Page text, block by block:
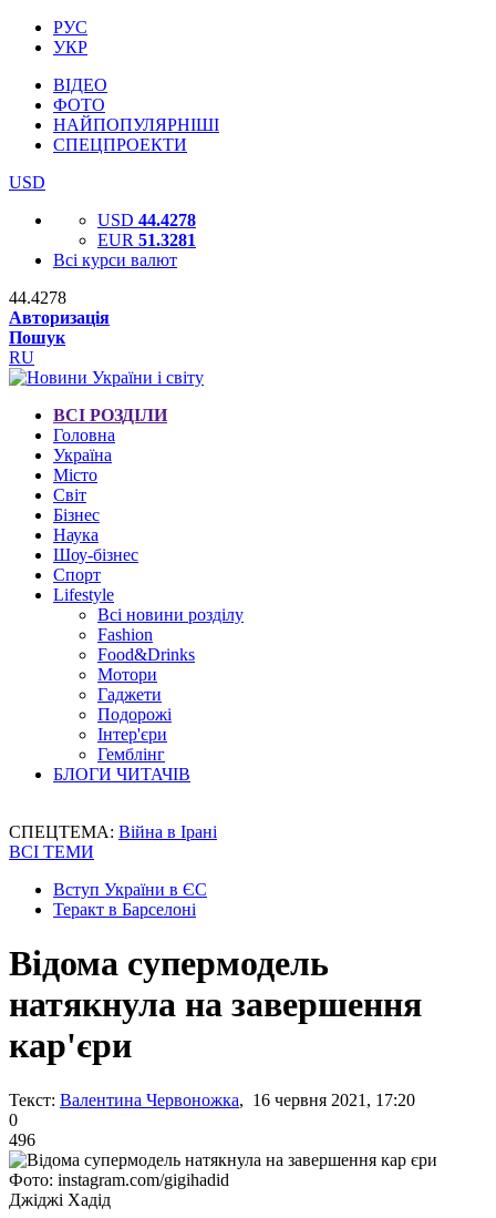
РУС
УКР
ВІДЕО
ФОТО
НАЙПОПУЛЯРНІШІ
СПЕЦПРОЕКТИ
USD
USD 44.4278
EUR 51.3281
Всі курси валют
44.4278
Авторизація
Пошук
RU
ВСІ РОЗДІЛИ
Головна
Україна
Місто
Світ
Бізнес
Наука
Шоу-бізнес
Спорт
Lifestyle
Всі новини розділу
Fashion
Food&Drinks
Мотори
Гаджети
Подорожі
Інтер'єри
Гемблінг
БЛОГИ ЧИТАЧІВ
СПЕЦТЕМА: Війна в Ірані
ВСІ ТЕМИ
Вступ України в ЄС
Теракт в Барселоні
Відома супермодель
натякнула на завершення
кар'єри
Текст: Валентина Червоножка, 16 червня 2021, 17:20
0
496
Фото: instagram.com/gigihadid
Джіджі Хадід